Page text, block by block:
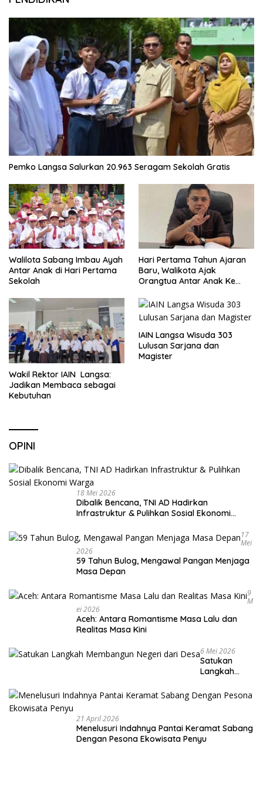
Pemko Langsa Salurkan 20.963 Seragam Sekolah Gratis
Walilota Sabang Imbau Ayah
Antar Anak di Hari Pertama
Sekolah
Hari Pertama Tahun Ajaran
Baru, Walikota Ajak
Orangtua Antar Anak Ke
Wakil Rektor IAIN Langsa:
Jadikan Membaca sebagai
Kebutuhan
IAIN Langsa Wisuda 303
Lulusan Sarjana dan
Magister
OPINI
18 Mei 2026
Dibalik Bencana, TNI AD Hadirkan
Infrastruktur & Pulihkan Sosial Ekonomi
17
Mei
2026
59 Tahun Bulog, Mengawal Pangan Menjaga
Masa Depan
9
M
Ei 2026
Aceh: Antara Romantisme Masa Lalu dan
Realitas Masa Kini
6 Mei 2026
Satukan
Langkah
Negeri dari
Desa
21 April 2026
Menelusuri Indahnya Pantai Keramat Sabang
Dengan Pesona Ekowisata Penyu